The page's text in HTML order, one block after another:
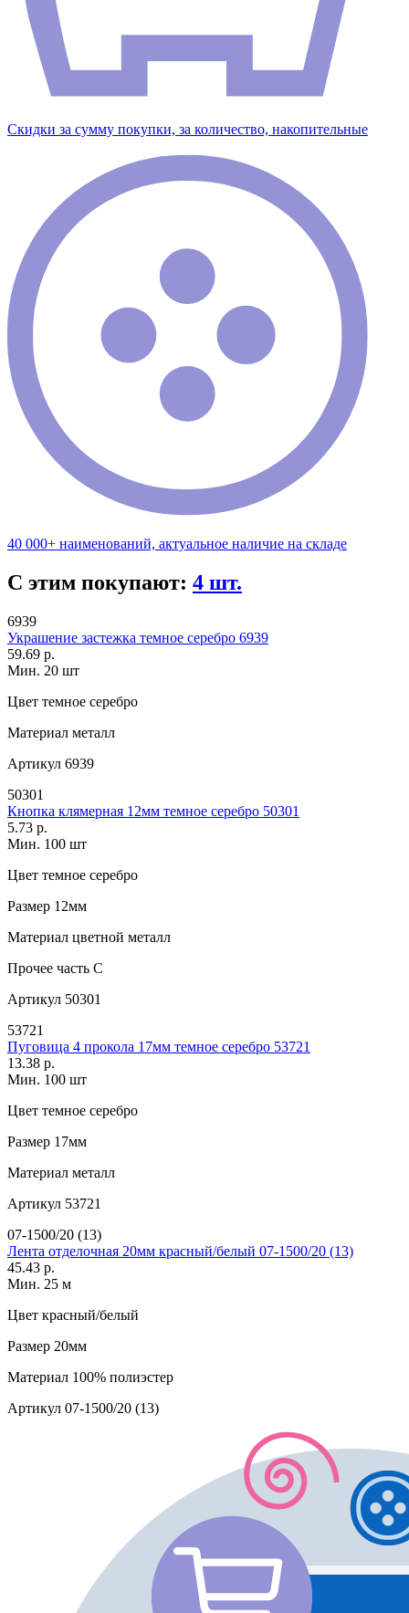
Скидки за сумму покупки, за количество, накопительные
40 000+ наименований, актуальное наличие на складе
С этим покупают: 4 шт.
6939
Украшение застежка темное серебро 6939
59.69 р.
Мин. 20 шт
Цвет темное серебро
Материал металл
Артикул 6939
50301
Кнопка клямерная 12мм темное серебро 50301
5.73 р.
Мин. 100 шт
Цвет темное серебро
Размер 12мм
Материал цветной металл
Прочее часть C
Артикул 50301
53721
Пуговица 4 прокола 17мм темное серебро 53721
13.38 р.
Мин. 100 шт
Цвет темное серебро
Размер 17мм
Материал металл
Артикул 53721
07-1500/20 (13)
Лента отделочная 20мм красный/белый 07-1500/20 (13)
45.43 р.
Мин. 25 м
Цвет красный/белый
Размер 20мм
Материал 100% полиэстер
Артикул 07-1500/20 (13)